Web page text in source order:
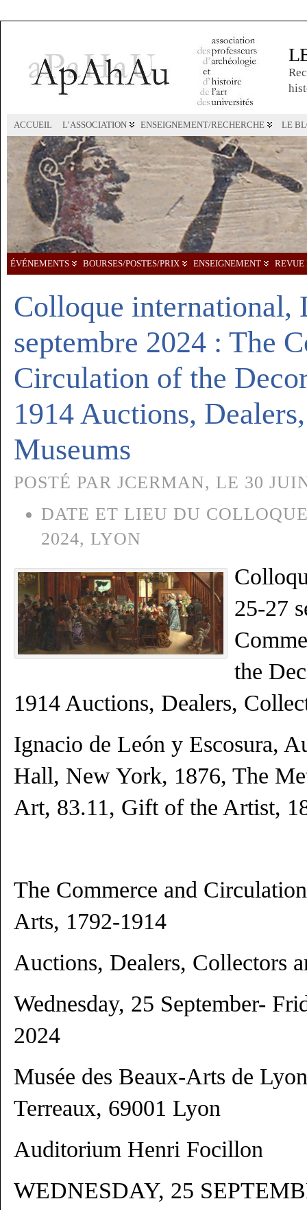
ACCUEIL L’ASSOCIATION ENSEIGNEMENT/RECHERCHE LE
ÉVÉNEMENTS BOURSES/POSTES/PRIX ENSEIGNEMENT REVUE
Colloque international,
septembre 2024 : The
Circulation of the
1914 Auctions,
Museums
POSTÉ PAR JCERMAN, LE 30
DATE ET LIEU DU
2024, LYON
25-27
the
1914 Auctions, Dealers,
Ignacio de León y Escosura,
Hall, New York, 1876, The
Art, 83.11, Gift of the Artist,
The Commerce and
Arts, 1792-1914
Auctions, Dealers, Collectors
Wednesday, 25 September-
2024
Musée des Beaux-Arts de
Terreaux, 69001 Lyon
Auditorium Henri Focillon
WEDNESDAY, 25